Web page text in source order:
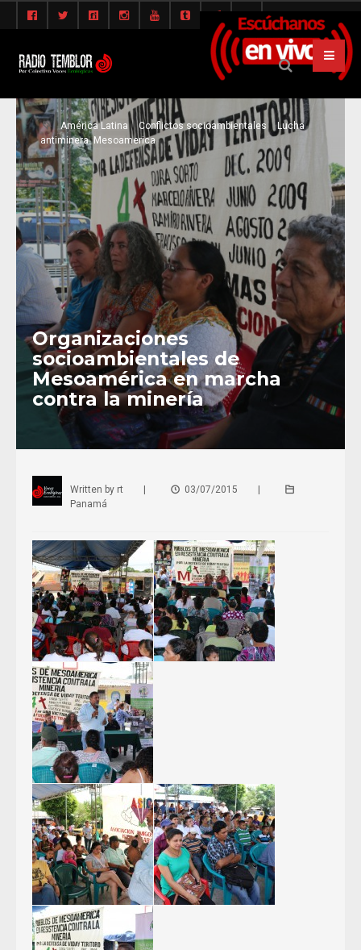
América Latina Conflictos socioambientales
Lucha
antiminera. Mesoamerica
Organizaciones
socioambientales de
Mesoamérica en marcha
contra la minería
Written by rt 03/07/2015
Panamá